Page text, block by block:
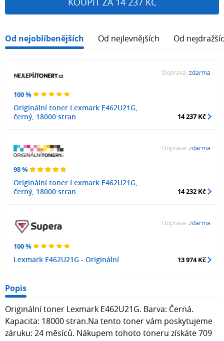
Od nejoblíbenějších Od nejlevnějších Od
100 %
Originální toner Lexmark E462U21G,
černý, 18000 stran
Doprava: zdarma
14 237 Kč
98 %
Originální toner Lexmark E462U21G,
černý, 18000 stran
Doprava: zdarma
14 232 Kč
100 %
Lexmark E462U21G - Originální
Doprava: zdarma
13 974 Kč
Popis
Originální toner Lexmark E462U21G. Barva: Černá.
Kapacita: 18000 stran.Na tento toner vám poskytujeme
záruku: 24 měsíců. Nákupem tohoto toneru získáte 709